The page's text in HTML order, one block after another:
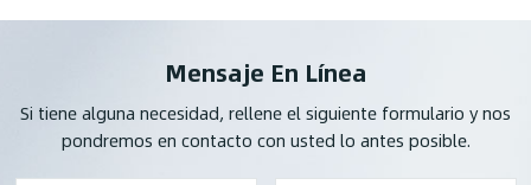
incluyen preparaciones,
Mensaje En Línea
Si tiene alguna necesidad, rellene el siguiente formulario y nos
pondremos en contacto con usted lo antes posible.